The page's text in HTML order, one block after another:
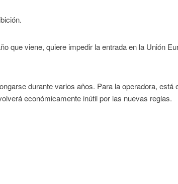
que viene, quiere impedir la entrada en la Unión
durante varios años. Para la operadora, está
económicamente inútil por las nuevas reglas.